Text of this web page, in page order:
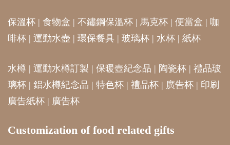
保溫杯 | 食物盒 | 不鏽鋼保溫杯 | 馬克杯 | 便當盒 | 咖
啡杯 | 運動水壺 | 環保餐具 | 玻璃杯 | 水杯 | 紙杯
水樽 | 運動水樽訂製 | 保暖壺紀念品 | 陶瓷杯 | 禮品玻
璃杯 | 鋁水樽紀念品 | 特色杯 | 禮品杯 | 廣告杯 | 印刷
廣告紙杯 | 廣告杯
Customization of food related gifts